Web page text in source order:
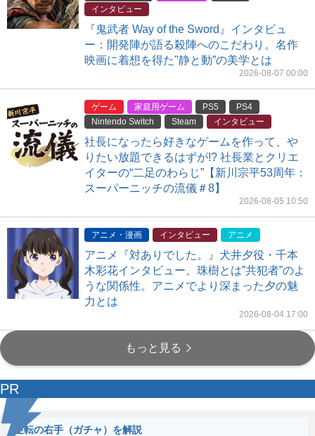
インタビュー
『鬼武者 Way of the Sword』インタビュ
ー：開発陣が語る殺陣へのこだわり。名作
映画に着想を得た"静と動”の美学とは
2026-08-07 00:00
ゲーム 家庭用ゲーム PS5
PS4
Nintendo Switch
Steam インタビュー
社長になったら好きなゲームを作って、や
りたい放題できるはずが!? 社長業とクリエ
イターの“二足のわらじ”【新川宗平53周年：
スーパーニッチの流儀＃8】
2026-08-05 10:50
アニメ・漫画 インタビュー アニメ
アニメ『対ありでした。』犬井夕役・千本
木彩花インタビュー。珠樹とは”共犯者”のよ
うな関係性。アニメでより深まった夕の魅
力とは
2026-08-04 17:00
もっと見る
PR
逆転の右手（ガチャ）を解説